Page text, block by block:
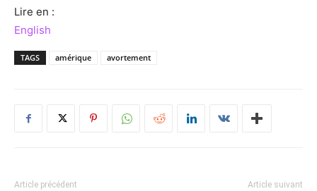
Lire en :
English
TAGS amérique avortement
Article précédent Article suivant